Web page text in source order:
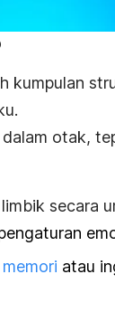
kumpulan
otak,
secara
atau